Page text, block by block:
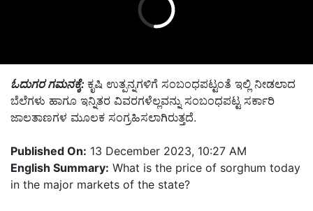
ಓದುಗರ ಗಮನಕ್ಕೆ: ಕೃಷಿ ಉತ್ಪನ್ನಗಳಿಗೆ ಸಂಬಂಧಪಟ್ಟಂತೆ ಇಲ್ಲಿ ನೀಡಲಾದ
ಬೆಲೆಗಳು ಹಾಗೂ ಇನ್ನಿತರ ವಿವರಗಳೆಲ್ಲವನ್ನು ಸಂಬಂಧಪಟ್ಟ ಸರ್ಕಾರಿ
ಜಾಲತಾಣಗಳ ಮೂಲಕ ಸಂಗ್ರಹಿಸಲಾಗಿರುತ್ತದೆ.
Published On: 13 December 2023, 10:27 AM
English Summary: What is the price of sorghum today
in the major markets of the state?